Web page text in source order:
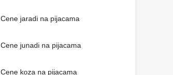
Cene jaradi na pijacama
Cene junadi na pijacama
Cene koza na pijacama